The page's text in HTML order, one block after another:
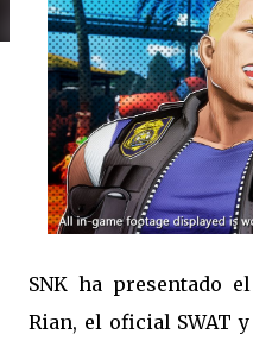
SNK ha presentado
Rian, el oficial SWAT